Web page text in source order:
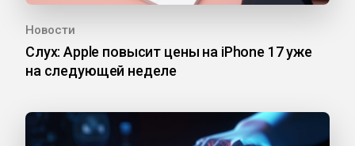
Новости
Слух: Apple повысит цены на iPhone 17 уже
на следующей неделе